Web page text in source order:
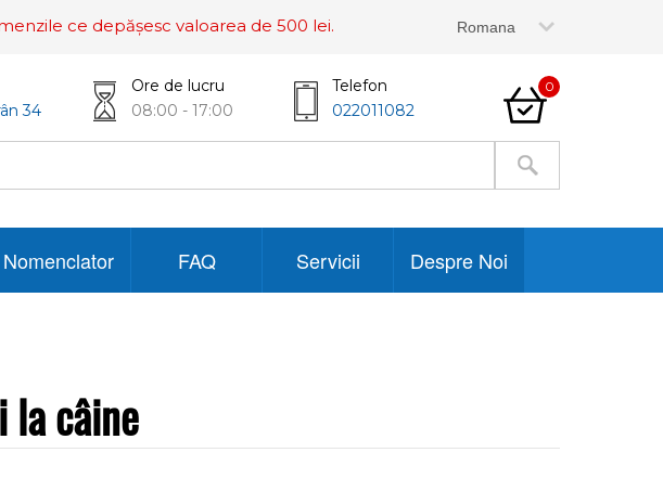
ce depășesc valoarea de 500 lei.
34
Ore de lucru
08:00 - 17:00
Telefon
022011082
0
Nomenclator FAQ Servicii Despre Noi
la câine